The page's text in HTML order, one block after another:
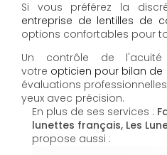
Si vous préférez la
entreprise de lentilles de
options confortables pour
Un contrôle de l'acuité
votre opticien pour bilan de
évaluations
yeux avec précision.
En plus de ses services :
lunettes français, Les
propose aussi :